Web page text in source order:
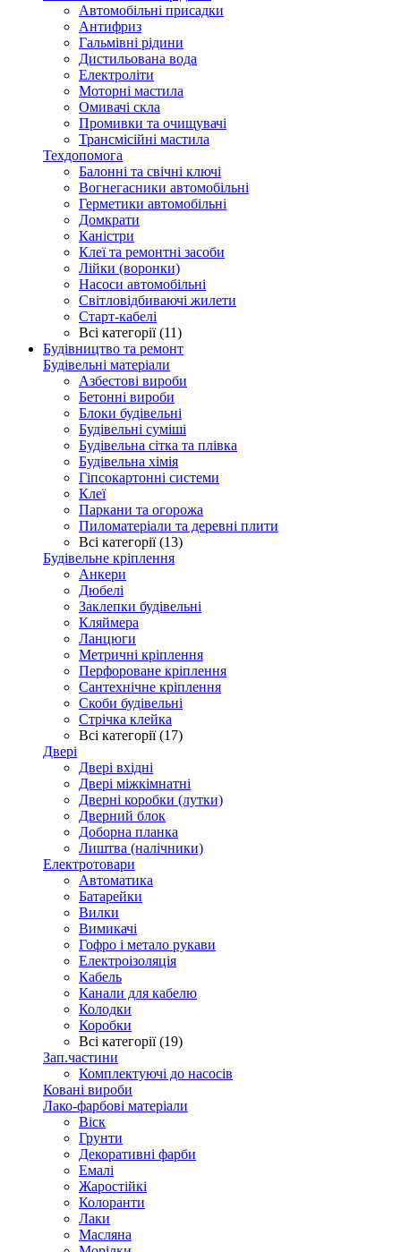
Автомобільні присадки
Антифриз
Гальмівні рідини
Дистильована вода
Електроліти
Моторні мастила
Омивачі скла
Промивки та очищувачі
Трансмісійні мастила
Техдопомога
Балонні та свічні ключі
Вогнегасники автомобільні
Герметики автомобільні
Домкрати
Каністри
Клеї та ремонтні засоби
Лійки (воронки)
Насоси автомобільні
Світловідбиваючі жилети
Старт-кабелі
Всі категорії (11)
Будівництво та ремонт
Будівельні матеріали
Азбестові вироби
Бетонні вироби
Блоки будівельні
Будівельні суміші
Будівельна сітка та плівка
Будівельна хімія
Гіпсокартонні системи
Клеї
Паркани та огорожа
Пиломатеріали та деревні плити
Всі категорії (13)
Будівельне кріплення
Анкери
Дюбелі
Заклепки будівельні
Кляймера
Ланцюги
Метричні кріплення
Перфороване кріплення
Сантехнічне кріплення
Скоби будівельні
Стрічка клейка
Всі категорії (17)
Двері
Двері вхідні
Двері міжкімнатні
Дверні коробки (лутки)
Дверний блок
Доборна планка
Лиштва (налічники)
Електротовари
Автоматика
Батарейки
Вилки
Вимикачі
Гофро і метало рукави
Електроізоляція
Кабель
Канали для кабелю
Колодки
Коробки
Всі категорії (19)
Зап.частини
Комплектуючі до насосів
Ковані вироби
Лако-фарбові матеріали
Віск
Грунти
Декоративні фарби
Емалі
Жаростійкі
Колоранти
Лаки
Масляна